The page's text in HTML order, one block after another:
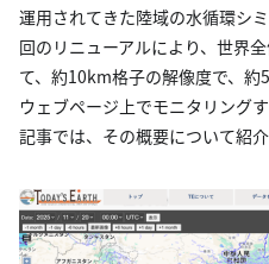
運用されてきた陸域の水循環シ
回のリニューアルにより、世界
て、約10km格子の解像度で、
ウェブページ上でモニタリング
記事では、その概要について紹介